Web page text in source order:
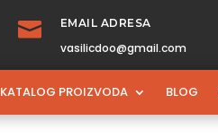
 EMAIL ADRESA
vasilicdoo@gmail.com
KATALOG PROIZVODA BLOG